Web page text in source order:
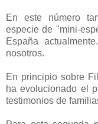
En este número
especie de "mini-
España
nosotros.
En principio sobre
ha evolucionado el
testimonios de